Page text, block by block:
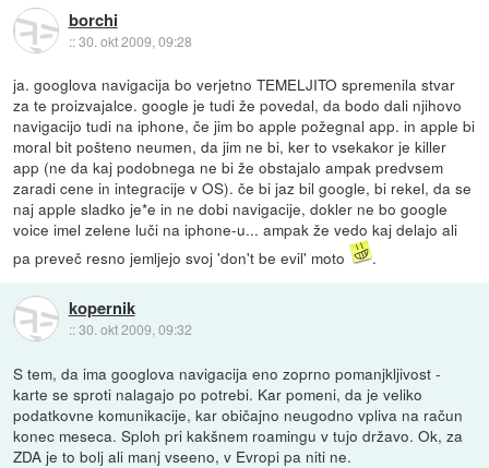
borchi
::30. okt 2009, 09:28
ja. googlova navigacija bo verjetno TEMELJITO spremenila stvar
za te proizvajalce. google je tudi že povedal, da bodo dali njihovo
navigacijo tudi na iphone, če jim bo apple požegnal app. in apple bi
moral bit pošteno neumen, da jim ne bi, ker to vsekakor je killer
app (ne da kaj podobnega ne bi že obstajalo ampak predvsem
zaradi cene in integracije v OS). če bi jaz bil google, bi rekel, da se
naj apple sladko je*e in ne dobi navigacije, dokler ne bo google
voice imel zelene luči na iphone-u... ampak že vedo kaj delajo ali
pa preveč resno jemljejo svoj 'don't be evil' moto
.
kopernik
::30. okt 2009, 09:32
S tem, da ima googlova navigacija eno zoprno pomanjkljivost -
karte se sproti nalagajo po potrebi. Kar pomeni, da je veliko
podatkovne komunikacije, kar običajno neugodno vpliva na račun
konec meseca. Sploh pri kakšnem roamingu v tujo državo. Ok, za
ZDA je to bolj ali manj vseeno, v Evropi pa niti ne.